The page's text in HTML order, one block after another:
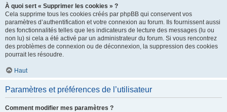
À quoi sert « Supprimer les cookies » ?
Cela supprime tous les cookies créés par phpBB qui conservent vos
paramètres d’authentification et votre connexion au forum. Ils fournissent aussi
des fonctionnalités telles que les indicateurs de lecture des messages (lu ou
non lu) si cela a été activé par un administrateur du forum. Si vous rencontrez
des problèmes de connexion ou de déconnexion, la suppression des cookies
pourrait les résoudre.
Haut
Paramètres et préférences de l’utilisateur
Comment modifier mes paramètres ?